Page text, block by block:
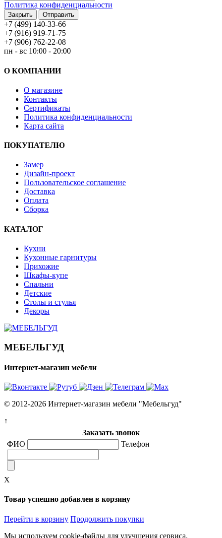
Политика конфиденциальности
Закрыть Отправить
+7 (499) 140-33-66
+7 (916) 919-71-75
+7 (906) 762-22-08
пн - вс 10:00 - 20:00
О КОМПАНИИ
О магазине
Контакты
Сертификаты
Политика конфиденциальности
Карта сайта
ПОКУПАТЕЛЮ
Замер
Дизайн-проект
Пользовательское соглашение
Доставка
Оплата
Сборка
КАТАЛОГ
Кухни
Кухонные гарнитуры
Прихожие
Шкафы-купе
Спальни
Детские
Столы и стулья
Декоры
МЕБЕЛЬГУД
Интернет-магазин мебели
© 2012-2026 Интернет-магазин мебели "Мебельгуд"
↑
Заказать звонок
ФИО
Телефон
X
Товар успешно добавлен в корзину
Перейти в корзину Продолжить покупки
Мы используем cookie-файлы для улучшения сервиса.